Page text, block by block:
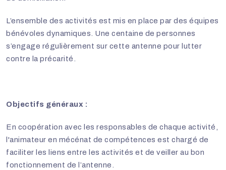
L’ensemble des activités est mis en place par des équipes
bénévoles dynamiques. Une centaine de personnes
s’engage régulièrement sur cette antenne pour lutter
contre la précarité.
Objectifs généraux :
En coopération avec les responsables de chaque activité,
l'animateur en mécénat de compétences est chargé de
faciliter les liens entre les activités et de veiller au bon
fonctionnement de l’antenne.